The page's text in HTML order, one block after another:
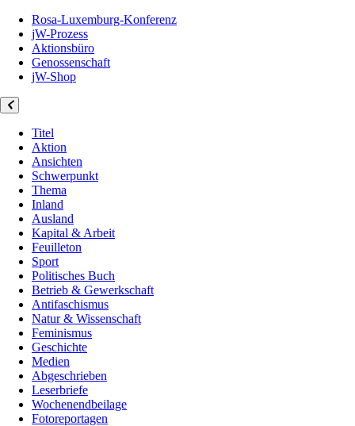
Rosa-Luxemburg-Konferenz
jW-Prozess
Aktionsbüro
Genossenschaft
jW-Shop
Titel
Aktion
Ansichten
Schwerpunkt
Thema
Inland
Ausland
Kapital & Arbeit
Feuilleton
Sport
Politisches Buch
Betrieb & Gewerkschaft
Antifaschismus
Natur & Wissenschaft
Feminismus
Geschichte
Medien
Abgeschrieben
Leserbriefe
Wochenendbeilage
Fotoreportagen